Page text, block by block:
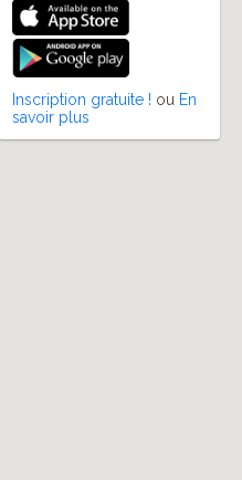
Inscription gratuite ! ou En
savoir plus